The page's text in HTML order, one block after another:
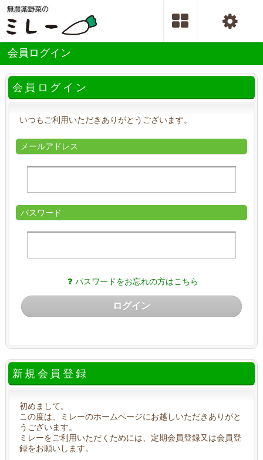
会員ログイン
会員ログイン
いつもご利用いただきありがとうございます。
メールアドレス
パスワード
パスワードをお忘れの方はこちら
ログイン
新規会員登録
初めまして。
この度は、ミレーのホームページにお越しいただきありがと
うございます。
ミレーをご利用いただくためには、定期会員登録又は会員登
録をお願いします。